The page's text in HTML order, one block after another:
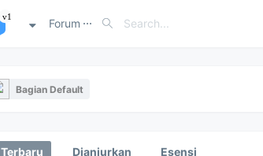
Forum
Bagian Default
Terbaru Dianjurkan Esensi